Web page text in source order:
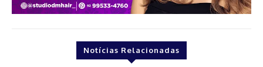
Notícias Relacionadas